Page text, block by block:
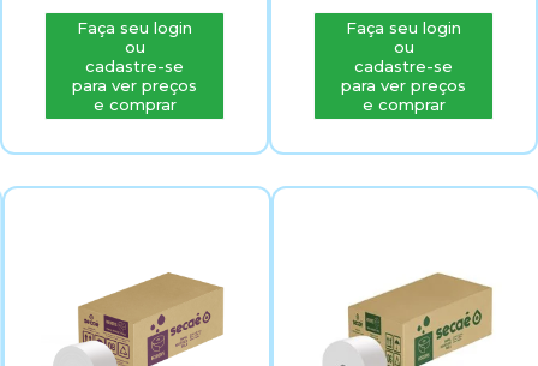
Faça seu login
ou
cadastre-se
para ver preços
e comprar
Faça seu login
ou
cadastre-se
para ver preços
e comprar